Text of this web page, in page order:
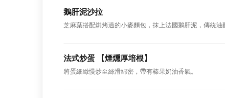
鵝肝泥沙拉
芝麻葉搭配烘烤過的小麥麵包，抹上法國鵝肝泥，傳統油
法式炒蛋 【煙燻厚培根】
將蛋細緻慢炒至絲滑綿密，帶有榛果奶油香氣。